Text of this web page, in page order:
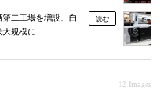
二工場を増設、自
大規模に
読む
12 Images